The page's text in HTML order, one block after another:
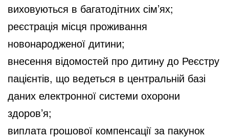
виховуються в багатодітних сім’ях;
реєстрація місця проживання
новонародженої дитини;
внесення відомостей про дитину до Реєстру
пацієнтів, що ведеться в центральній базі
даних електронної системи охорони
здоров’я;
виплата грошової компенсації за пакунок